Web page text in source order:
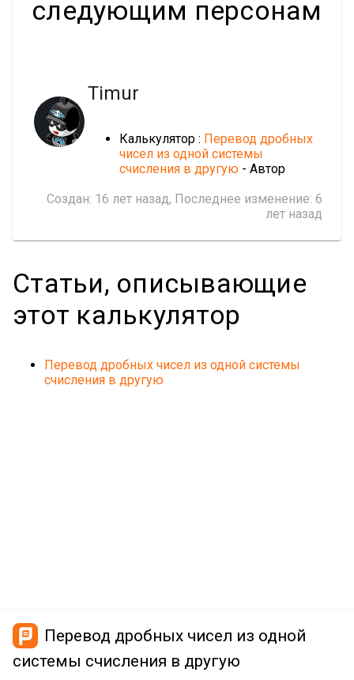
следующим персонам
Timur
Калькулятор : Перевод дробных
чисел из одной системы
счисления в другую - Автор
Создан: 16 лет назад, Последнее изменение: 6
лет назад
Статьи, описывающие
этот калькулятор
Перевод дробных чисел из одной системы
счисления в другую
Перевод дробных чисел из одной
системы счисления в другую